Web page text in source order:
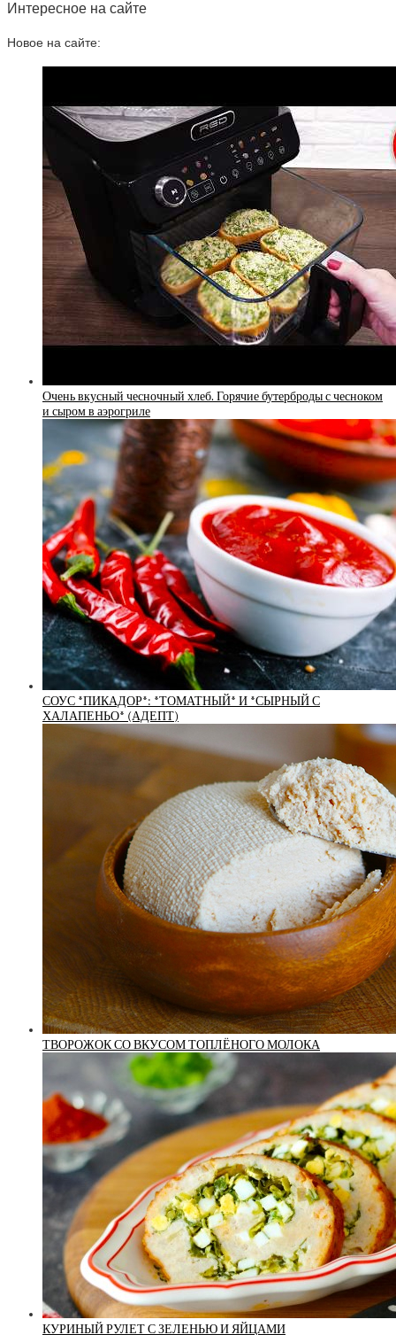
Интересное на сайте
Новое на сайте:
Очень вкусный чесночный хлеб. Горячие бутерброды с чесноком
и сыром в аэрогриле
СОУС *ПИКАДОР*: *ТОМАТНЫЙ* И *СЫРНЫЙ С
ХАЛАПЕНЬО* (АДЕПТ)
ТВОРОЖОК СО ВКУСОМ ТОПЛЁНОГО МОЛОКА
КУРИНЫЙ РУЛЕТ С ЗЕЛЕНЬЮ И ЯЙЦАМИ